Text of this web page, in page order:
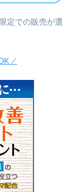
定での販売が選
／